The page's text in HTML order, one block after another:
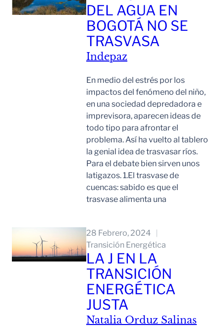
DEL AGUA EN
BOGOTÁ NO SE
TRASVASA
Indepaz
En medio del estrés por los
impactos del fenómeno del niño,
en una sociedad depredadora e
imprevisora, aparecen ideas de
todo tipo para afrontar el
problema. Así ha vuelto al tablero
la genial idea de trasvasar ríos.
Para el debate bien sirven unos
latigazos. 1.El trasvase de
cuencas: sabido es que el
trasvase alimenta una
28 Febrero, 2024
Transición Energética
LA J EN LA
TRANSICIÓN
ENERGÉTICA
JUSTA
Natalia Orduz Salinas